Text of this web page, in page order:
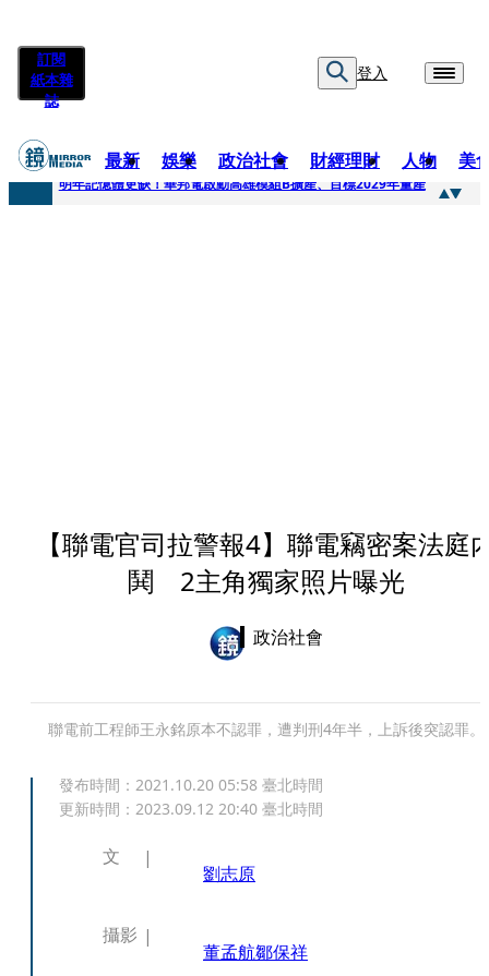
訂閱
紙本雜
誌
登入
最新 娛樂 政治社會 財經理財 人物 美
快訊
明年記憶體更缺！華邦電啟動高雄模組B擴產、目標2029年量產
【聯電官司拉警報4】聯電竊密案法庭
鬨 2主角獨家照片曝光
政治社會
聯電前工程師王永銘原本不認罪，遭判刑4年半，上訴後突認罪。
發布時間： 2021.10.20 05:58 臺北時間
更新時間： 2023.09.12 20:40 臺北時間
文
劉志原
攝影
董孟航鄒保祥